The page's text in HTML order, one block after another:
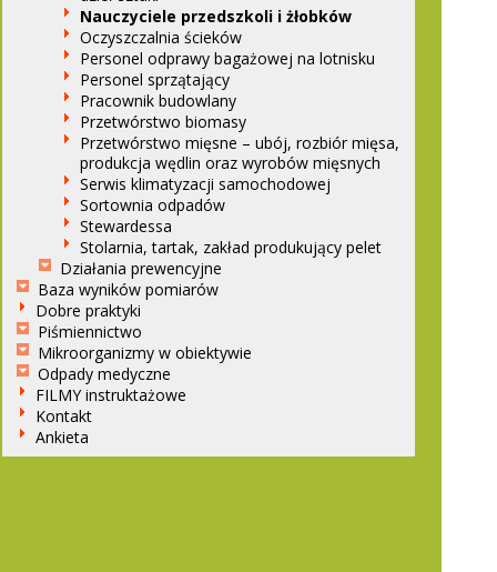
Nauczyciele przedszkoli i żłobków
Oczyszczalnia ścieków
Personel odprawy bagażowej na lotnisku
Personel sprzątający
Pracownik budowlany
Przetwórstwo biomasy
Przetwórstwo mięsne – ubój, rozbiór mięsa,
produkcja wędlin oraz wyrobów mięsnych
Serwis klimatyzacji samochodowej
Sortownia odpadów
Stewardessa
Stolarnia, tartak, zakład produkujący pelet
Działania prewencyjne
Baza wyników pomiarów
Dobre praktyki
Piśmiennictwo
Mikroorganizmy w obiektywie
Odpady medyczne
FILMY instruktażowe
Kontakt
Ankieta